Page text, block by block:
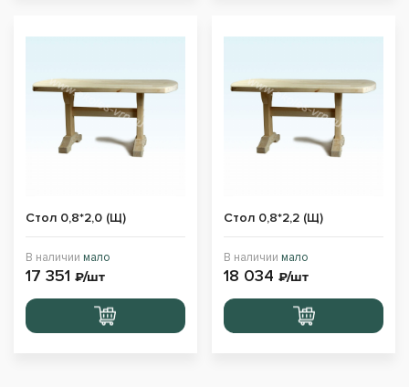
Стол 0,8*2,0 (Щ)
В наличии мало
17 351 ₽/шт
Перейти
в корзину
Стол 0,8*2,2 (Щ)
В наличии мало
18 034 ₽/шт
Перейти
в корзину